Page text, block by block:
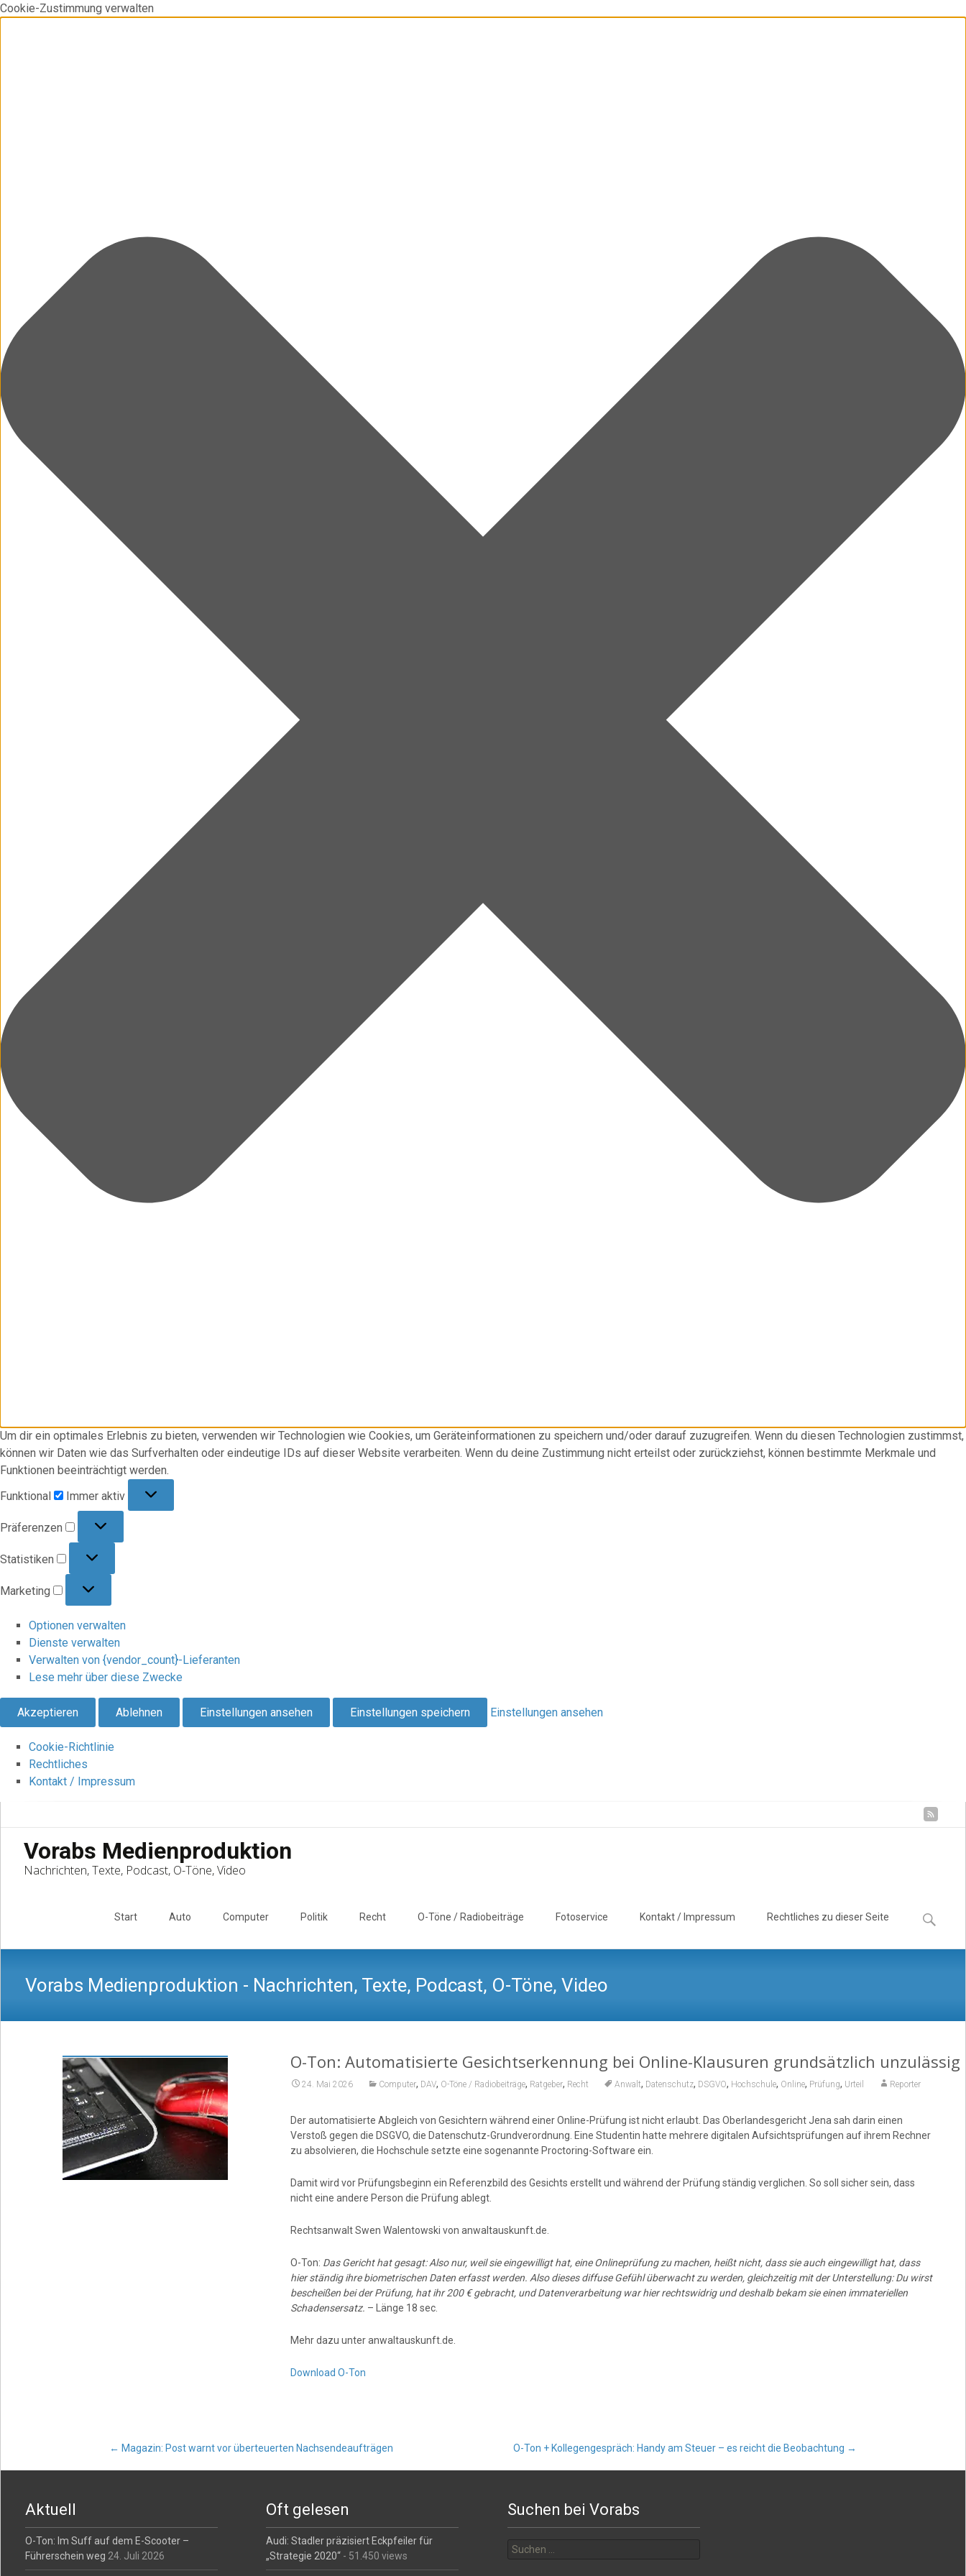
Cookie-Zustimmung verwalten
Um dir ein optimales Erlebnis zu bieten, verwenden wir Technologien wie Cookies, um Geräteinformationen zu speichern und/oder darauf zuzugreifen. Wenn du diesen Technologien zustimmst,
können wir Daten wie das Surfverhalten oder eindeutige IDs auf dieser Website verarbeiten. Wenn du deine Zustimmung nicht erteilst oder zurückziehst, können bestimmte Merkmale und
Funktionen beeinträchtigt werden.
Funktional
Immer aktiv
Präferenzen
Statistiken
Marketing
Optionen verwalten
Dienste verwalten
Verwalten von {vendor_count}-Lieferanten
Lese mehr über diese Zwecke
Akzeptieren Ablehnen Einstellungen ansehen Einstellungen speichern Einstellungen ansehen
Cookie-Richtlinie
Rechtliches
Kontakt / Impressum
Vorabs Medienproduktion
Nachrichten, Texte, Podcast, O-Töne, Video
Start Auto Computer Politik Recht O-Töne / Radiobeiträge Fotoservice Kontakt / Impressum Rechtliches zu dieser Seite
Suchen
nach:
Vorabs Medienproduktion - Nachrichten, Texte, Podcast, O-Töne, Video
O-Ton: Automatisierte Gesichtserkennung bei Online-Klausuren grundsätzlich unzulässig
24. Mai 2026 Computer, DAV, O-Töne / Radiobeiträge, Ratgeber, Recht Anwalt, Datenschutz, DSGVO, Hochschule, Online, Prüfung, Urteil Reporter
Der automatisierte Abgleich von Gesichtern während einer Online-Prüfung ist nicht erlaubt. Das Oberlandesgericht Jena sah darin einen
Verstoß gegen die DSGVO, die Datenschutz-Grundverordnung. Eine Studentin hatte mehrere digitalen Aufsichtsprüfungen auf ihrem Rechner
zu absolvieren, die Hochschule setzte eine sogenannte Proctoring-Software ein.
Damit wird vor Prüfungsbeginn ein Referenzbild des Gesichts erstellt und während der Prüfung ständig verglichen. So soll sicher sein, dass
nicht eine andere Person die Prüfung ablegt.
Rechtsanwalt Swen Walentowski von anwaltauskunft.de.
O-Ton: Das Gericht hat gesagt: Also nur, weil sie eingewilligt hat, eine Onlineprüfung zu machen, heißt nicht, dass sie auch eingewilligt hat, dass
hier ständig ihre biometrischen Daten erfasst werden. Also dieses diffuse Gefühl überwacht zu werden, gleichzeitig mit der Unterstellung: Du wirst
bescheißen bei der Prüfung, hat ihr 200 € gebracht, und Datenverarbeitung war hier rechtswidrig und deshalb bekam sie einen immateriellen
Schadensersatz. – Länge 18 sec.
Mehr dazu unter anwaltauskunft.de.
Download O-Ton
Post
navigation
← Magazin: Post warnt vor überteuerten Nachsendeaufträgen O-Ton + Kollegengespräch: Handy am Steuer – es reicht die Beobachtung →
Aktuell
O-Ton: Im Suff auf dem E-Scooter –
Führerschein weg 24. Juli 2026
Oft gelesen
Audi: Stadler präzisiert Eckpfeiler für
„Strategie 2020“ - 51.450 views
Suchen bei Vorabs
nach: